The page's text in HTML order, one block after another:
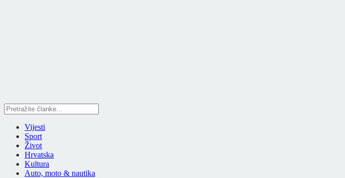
Vijesti
Sport
Život
Hrvatska
Kultura
Auto, moto & nautika